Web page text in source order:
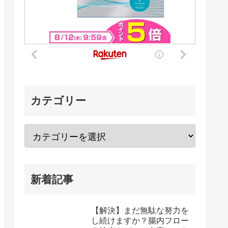
カテゴリー
新着記事
【解決】まだ無駄な努力を
し続けますか？腸内フロー